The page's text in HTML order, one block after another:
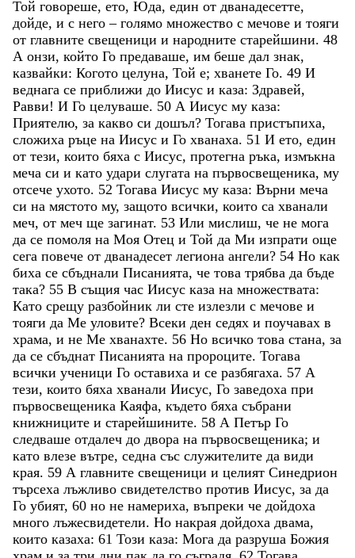
Той говореше, ето, Юда, един от дванадесетте,
дойде, и с него– голямо множество с мечове и тояги
от главните свещеници и народните старейшини. 48
А онзи, който Го предаваше, им беше дал знак,
казвайки: Когото целуна, Той е; хванете Го. 49 И
веднага се приближи до Иисус и каза: Здравей,
Равви! И Го целуваше. 50 А Иисус му каза:
Приятелю, за какво си дошъл? Тогава пристъпиха,
сложиха ръце на Иисус и Го хванаха. 51 И ето, един
от тези, които бяха с Иисус, протегна ръка, измъкна
меча си и като удари слугата на първосвещеника, му
отсече ухото. 52 Тогава Иисус му каза: Върни меча
си на мястото му, защото всички, които са хванали
меч, от меч ще загинат. 53 Или мислиш, че не мога
да се помоля на Моя Отец и Той да Ми изпрати още
сега повече от дванадесет легиона ангели? 54 Но как
биха се сбъднали Писанията, че това трябва да бъде
така? 55 В същия час Иисус каза на множествата:
Като срещу разбойник ли сте излезли с мечове и
тояги да Ме уловите? Всеки ден седях и поучавах в
храма, и не Ме хванахте. 56 Но всичко това стана, за
да се сбъднат Писанията на пророците. Тогава
всички ученици Го оставиха и се разбягаха. 57 А
тези, които бяха хванали Иисус, Го заведоха при
първосвещеника Каяфа, където бяха събрани
книжниците и старейшините. 58 А Петър Го
следваше отдалеч до двора на първосвещеника; и
като влезе вътре, седна със служителите да види
края. 59 А главните свещеници и целият Синедрион
търсеха лъжливо свидетелство против Иисус, за да
Го убият, 60 но не намериха, въпреки че дойдоха
много лъжесвидетели. Но накрая дойдоха двама,
които казаха: 61 Този каза: Мога да разруша Божия